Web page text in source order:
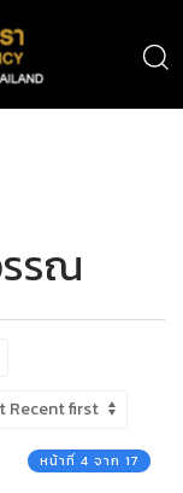
รรณ
หน้าที่ 4 จาก 17